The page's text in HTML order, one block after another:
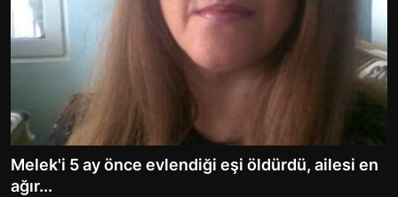
Melek'i 5 ay önce evlendiği eşi öldürdü, ailesi en
ağır...